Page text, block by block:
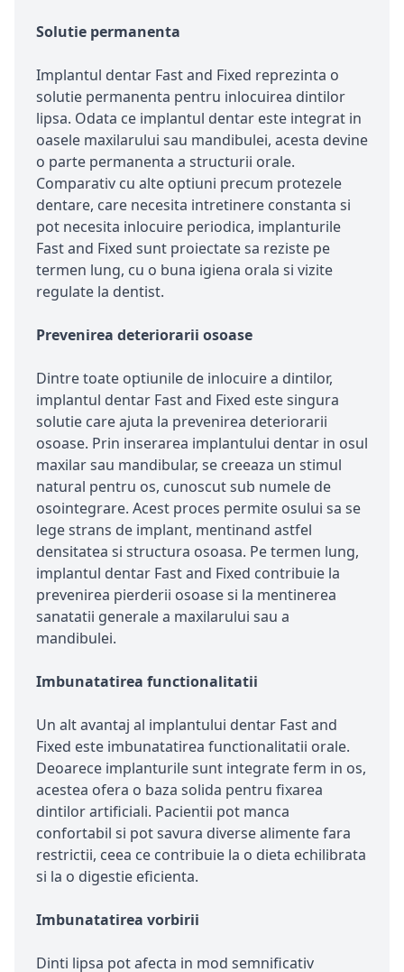
Solutie permanenta
Implantul dentar Fast and Fixed reprezinta o
solutie permanenta pentru inlocuirea dintilor
lipsa. Odata ce implantul dentar este integrat in
oasele maxilarului sau mandibulei, acesta devine
o parte permanenta a structurii orale.
Comparativ cu alte optiuni precum protezele
dentare, care necesita intretinere constanta si
pot necesita inlocuire periodica, implanturile
Fast and Fixed sunt proiectate sa reziste pe
termen lung, cu o buna igiena orala si vizite
regulate la dentist.
Prevenirea deteriorarii osoase
Dintre toate optiunile de inlocuire a dintilor,
implantul dentar Fast and Fixed este singura
solutie care ajuta la prevenirea deteriorarii
osoase. Prin inserarea implantului dentar in osul
maxilar sau mandibular, se creeaza un stimul
natural pentru os, cunoscut sub numele de
osointegrare. Acest proces permite osului sa se
lege strans de implant, mentinand astfel
densitatea si structura osoasa. Pe termen lung,
implantul dentar Fast and Fixed contribuie la
prevenirea pierderii osoase si la mentinerea
sanatatii generale a maxilarului sau a
mandibulei.
Imbunatatirea functionalitatii
Un alt avantaj al implantului dentar Fast and
Fixed este imbunatatirea functionalitatii orale.
Deoarece implanturile sunt integrate ferm in os,
acestea ofera o baza solida pentru fixarea
dintilor artificiali. Pacientii pot manca
confortabil si pot savura diverse alimente fara
restrictii, ceea ce contribuie la o dieta echilibrata
si la o digestie eficienta.
Imbunatatirea vorbirii
Dinti lipsa pot afecta in mod semnificativ